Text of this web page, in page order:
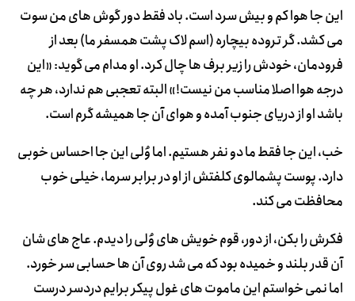
این جا هوا کم و بیش سرد است. باد فقط دور گوش های من سوت
می کشد. گر تروده بیچاره (اسم لاک پشت همسفر ما) بعد از
فرودمان، خودش را زیر برف ها چال کرد. او مدام می گوید: «این
درجه هوا اصلا مناسب من نیست!» البته تعجبی هم ندارد، هر چه
باشد او از دریای جنوب آمده و هوای آن جا همیشه گرم است.
خب، این جا فقط ما دو نفر هستیم. اما وُلی این جا احساس خوبی
دارد. پوست پشمالوی کلفتش از او در برابر سرما، خیلی خوب
محافظت می کند.
فکرش را بکن، از دور، قوم خویش های وُلی را دیدم. عاج های شان
آن قدر بلند و خمیده بود که می شد روی آن ها حسابی سر خورد.
اما نمی خواستم این ماموت های غول پیکر برایم دردسر درست